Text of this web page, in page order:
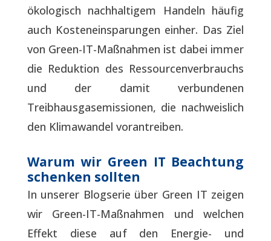
ökologisch nachhaltigem Handeln häufig
auch Kosteneinsparungen einher. Das Ziel
von Green-IT-Maßnahmen ist dabei immer
die Reduktion des Ressourcenverbrauchs
und der damit verbundenen
Treibhausgasemissionen, die nachweislich
den Klimawandel vorantreiben.
Warum wir Green IT Beachtung
schenken sollten
In unserer Blogserie über Green IT zeigen
wir Green-IT-Maßnahmen und welchen
Effekt diese auf den Energie- und